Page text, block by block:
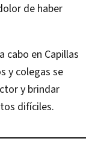
de haber
cabo en Capillas
y colegas se
y brindar
difíciles.